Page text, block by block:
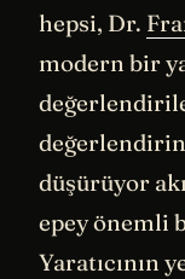
hepsi, Dr.
modern bir
düşürüyor
epey önemli
Yaratıcının